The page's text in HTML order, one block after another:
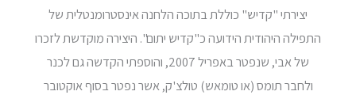
יצירתי "קדיש" כוללת בתוכה הלחנה אינסטרומנטלית של
התפילה היהודית הידועה כ"קדיש יתום". היצירה מוקדשת לזכרו
של אבי, שנפטר באפריל 2007, והוספתי הקדשה גם לכנר
ולחבר תומס (או טומאש) טולצ'ק, אשר נפטר בסוף אוקטובר